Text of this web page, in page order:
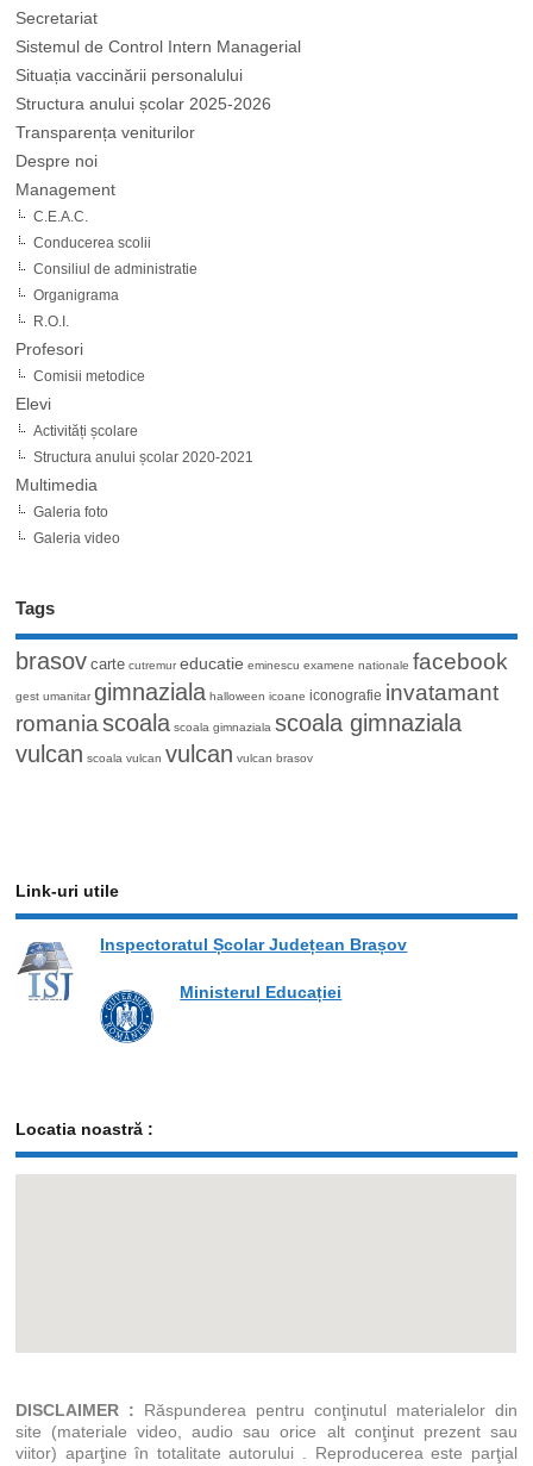
Secretariat
Sistemul de Control Intern Managerial
Situația vaccinării personalului
Structura anului școlar 2025-2026
Transparența veniturilor
Despre noi
Management
C.E.A.C.
Conducerea scolii
Consiliul de administratie
Organigrama
R.O.I.
Profesori
Comisii metodice
Elevi
Activități școlare
Structura anului școlar 2020-2021
Multimedia
Galeria foto
Galeria video
Tags
brasov carte cutremur educatie eminescu examene nationale facebook
gest umanitar gimnaziala halloween icoane iconografie invatamant
romania scoala scoala gimnaziala scoala gimnaziala
vulcan scoala vulcan vulcan vulcan brasov
Link-uri utile
Inspectoratul Școlar Județean Brașov
Ministerul Educației
Locatia noastră :
DISCLAIMER : Răspunderea pentru conţinutul materialelor din
site (materiale video, audio sau orice alt conţinut prezent sau
viitor) aparţine în totalitate autorului . Reproducerea este parţial